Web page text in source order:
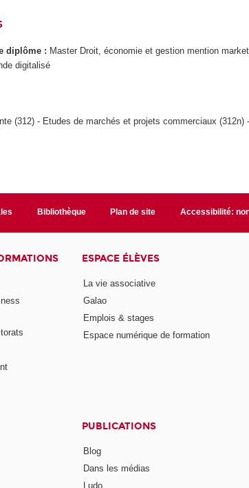
diplôme : Master Droit, économie et gestion mention
digitalisé
(312) - Etudes de marchés et projets commerciaux (312n)
Bibliothèque Plan de site Accessibilité:
ESPACE ÉLÈVES
La vie associative
Galao
Emplois & stages
Espace numérique de formation
PUBLICATIONS
Blog
Dans les médias
Ludo